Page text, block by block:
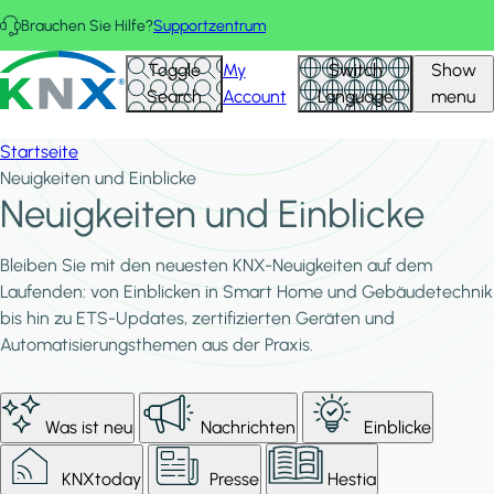
Direkt zum Inhalt
Brauchen Sie Hilfe?Supportzentrum
KNX - Homepage Toggle
Search
My
Account
Switch
Language
Show
menu
Startseite
Neuigkeiten und Einblicke
Neuigkeiten und Einblicke
Bleiben Sie mit den neuesten KNX-Neuigkeiten auf dem
Laufenden: von Einblicken in Smart Home und Gebäudetechnik
bis hin zu ETS-Updates, zertifizierten Geräten und
Automatisierungsthemen aus der Praxis.
Was ist neu Nachrichten Einblicke
KNXtoday Presse Hestia